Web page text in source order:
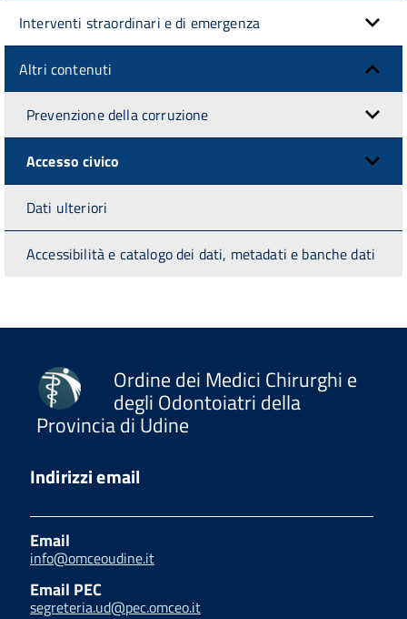
Interventi straordinari e di emergenza
Altri contenuti
Prevenzione della corruzione
Accesso civico
Dati ulteriori
Accessibilità e catalogo dei dati, metadati e banche dati
Ordine dei Medici Chirurghi e
degli Odontoiatri della
Provincia di Udine
Indirizzi email
Email
info@omceoudine.it
Email PEC
segreteria.ud@pec.omceo.it